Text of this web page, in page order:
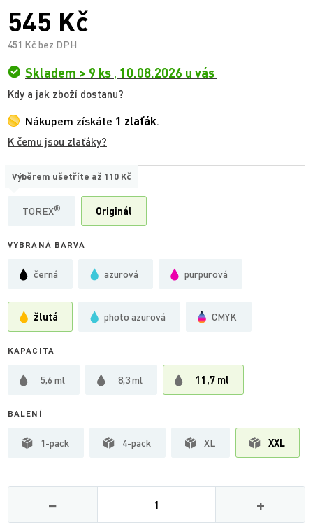
545 Kč
451 Kč bez DPH
Skladem > 9 ks , 10.08.2026 u vás
Kdy a jak zboží dostanu?
Nákupem získáte 1 zlaťák.
K čemu jsou zlaťáky?
TYP
TOREX®
Výběrem ušetříte až 110 Kč
Originál
VYBRANÁ BARVA
černá azurová purpurová
žlutá photo azurová CMYK
KAPACITA
5,6 ml 8,3 ml 11,7 ml
BALENÍ
1-pack 4-pack XL XXL
−
Množství
+